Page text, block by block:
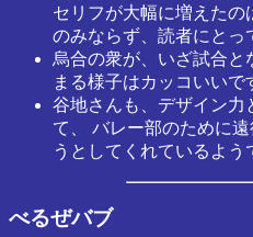
セリフが大幅に増えた
のみならず、読者にとっ
烏合の衆が、いざ試合と
まる様子はカッコいいで
谷地さんも、デザイン力
て、 バレー部のために
うとしてくれているよう
べるぜバブ